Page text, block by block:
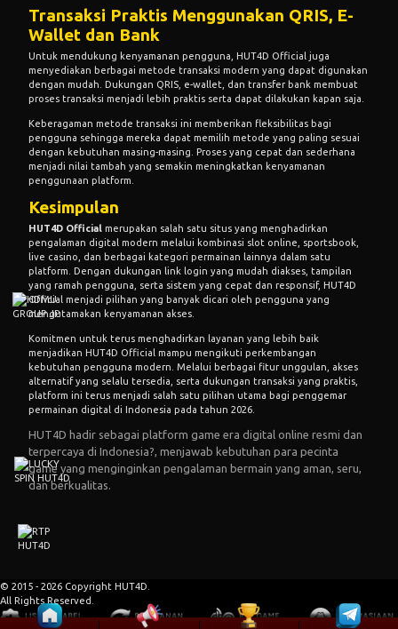
Transaksi Praktis Menggunakan QRIS, E-
Wallet dan Bank
Untuk mendukung kenyamanan pengguna, HUT4D Official juga
menyediakan berbagai metode transaksi modern yang dapat digunakan
dengan mudah. Dukungan QRIS, e-wallet, dan transfer bank membuat
proses transaksi menjadi lebih praktis serta dapat dilakukan kapan saja.
Keberagaman metode transaksi ini memberikan fleksibilitas bagi
pengguna sehingga mereka dapat memilih metode yang paling sesuai
dengan kebutuhan masing-masing. Proses yang cepat dan sederhana
menjadi nilai tambah yang semakin meningkatkan kenyamanan
penggunaan platform.
Kesimpulan
HUT4D Official merupakan salah satu situs yang menghadirkan
pengalaman digital modern melalui kombinasi slot online, sportsbook,
live casino, dan berbagai kategori permainan lainnya dalam satu
platform. Dengan dukungan link login yang mudah diakses, tampilan
yang ramah pengguna, serta sistem yang cepat dan responsif, HUT4D
Official menjadi pilihan yang banyak dicari oleh pengguna yang
mengutamakan kenyamanan akses.
Komitmen untuk terus menghadirkan layanan yang lebih baik
menjadikan HUT4D Official mampu mengikuti perkembangan
kebutuhan pengguna modern. Melalui berbagai fitur unggulan, akses
alternatif yang selalu tersedia, serta dukungan transaksi yang praktis,
platform ini terus menjadi salah satu pilihan utama bagi penggemar
permainan digital di Indonesia pada tahun 2026.
HUT4D hadir sebagai platform game era digital online resmi dan
terpercaya di Indonesia?, menjawab kebutuhan para pecinta
game yang menginginkan pengalaman bermain yang aman, seru,
dan berkualitas.
© 2015 - 2026 Copyright HUT4D.
All Rights Reserved.